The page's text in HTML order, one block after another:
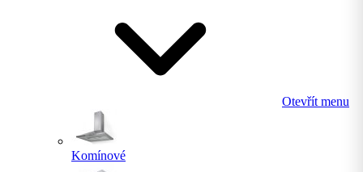
Otevřít menu
Komínové